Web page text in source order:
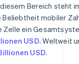
Bereich steht
mobiler
Zelle ein
USD. Weltweit
USD.